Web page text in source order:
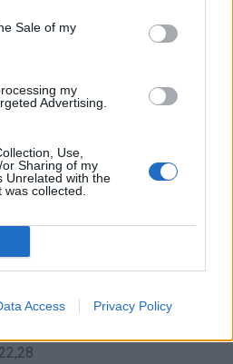
Sale of my
my
Advertising.
Use,
Sharing of my
Unrelated with the
collected.
Access Privacy Policy